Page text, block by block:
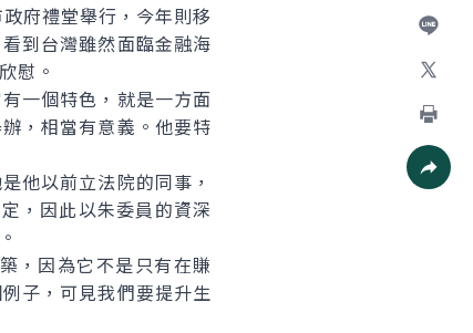
加入好
列印
府禮堂舉行，今年則移
到台灣雖然面臨金融海
慰。
一個特色，就是一方面
，相當有意義。他要特
他以前立法院的同事，
，因此以朱委員的資深
，因為它不是只有在賺
子，可見我們要提升生